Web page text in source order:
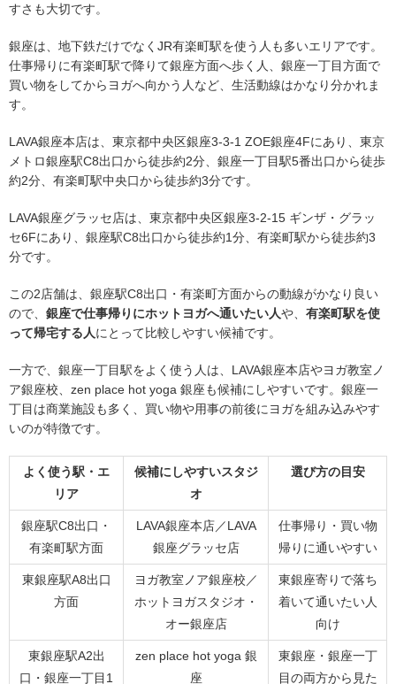
すさも大切です。
銀座は、地下鉄だけでなくJR有楽町駅を使う人も多いエリアです。
仕事帰りに有楽町駅で降りて銀座方面へ歩く人、銀座一丁目方面で
買い物をしてからヨガへ向かう人など、生活動線はかなり分かれま
す。
LAVA銀座本店は、東京都中央区銀座3-3-1 ZOE銀座4Fにあり、東京
メトロ銀座駅C8出口から徒歩約2分、銀座一丁目駅5番出口から徒歩
約2分、有楽町駅中央口から徒歩約3分です。
LAVA銀座グラッセ店は、東京都中央区銀座3-2-15 ギンザ・グラッ
セ6Fにあり、銀座駅C8出口から徒歩約1分、有楽町駅から徒歩約3
分です。
この2店舗は、銀座駅C8出口・有楽町方面からの動線がかなり良い
ので、 銀座で仕事帰りにホットヨガへ通いたい人や、 有楽町駅を使
って帰宅する人にとって比較しやすい候補です。
一方で、銀座一丁目駅をよく使う人は、LAVA銀座本店やヨガ教室ノ
ア銀座校、zen place hot yoga 銀座も候補にしやすいです。銀座一
丁目は商業施設も多く、買い物や用事の前後にヨガを組み込みやす
いのが特徴です。
よく使う駅・エ
リア
候補にしやすいスタジ
オ
選び方の目安
銀座駅C8出口・
有楽町駅方面
LAVA銀座本店／LAVA
銀座グラッセ店
仕事帰り・買い物
帰りに通いやすい
東銀座駅A8出口
方面
ヨガ教室ノア銀座校／
ホットヨガスタジオ・
オー銀座店
東銀座寄りで落ち
着いて通いたい人
向け
東銀座駅A2出
口・銀座一丁目1
zen place hot yoga 銀
座
東銀座・銀座一丁
目の両方から見た